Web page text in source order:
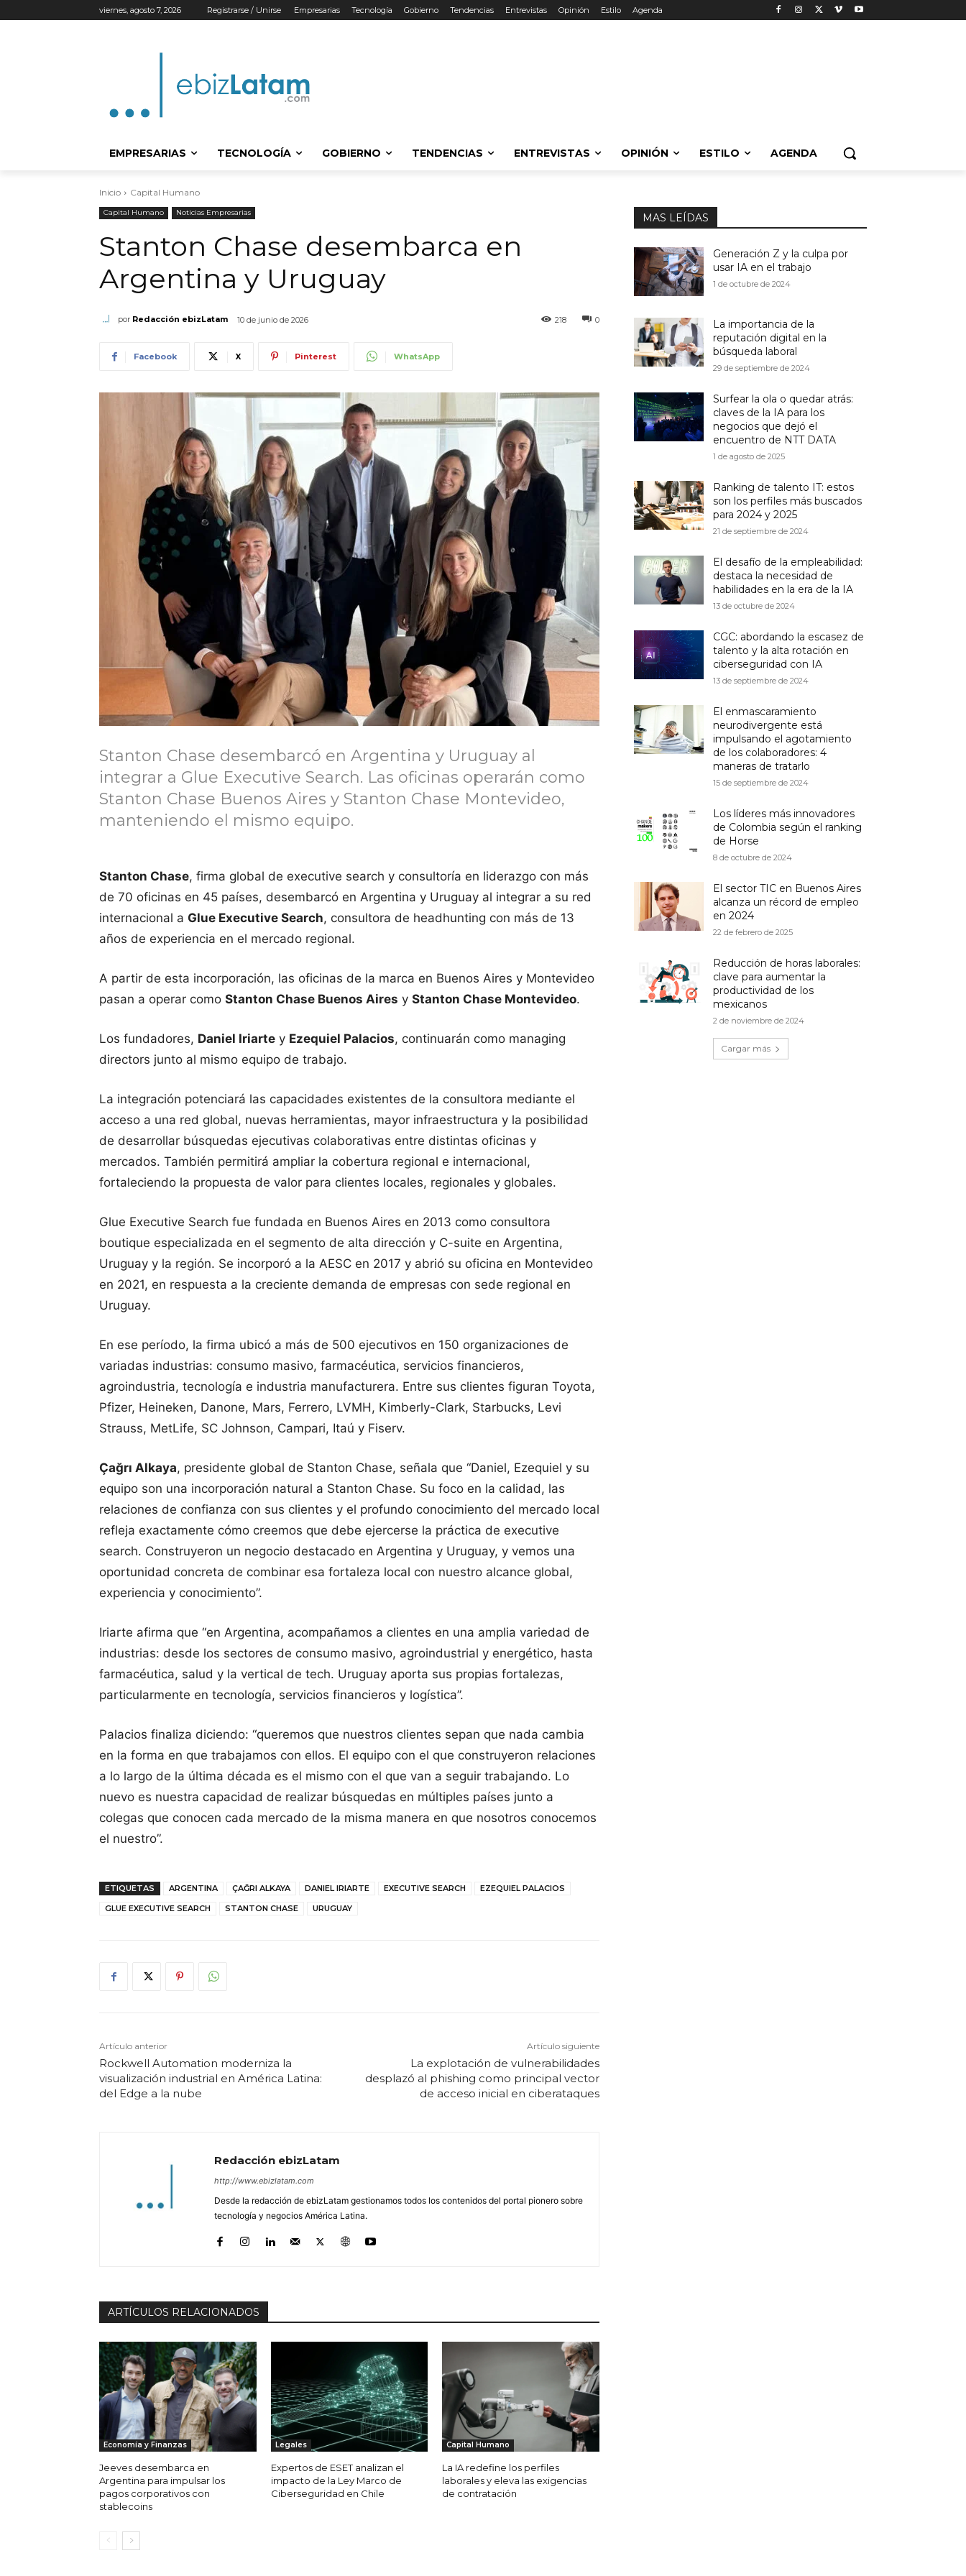
viernes, agosto 7, 2026 Registrarse / Unirse Empresarias Tecnología Gobierno Tendencias Entrevistas Opinión Estilo Agenda
EMPRESARIAS TECNOLOGÍA GOBIERNO TENDENCIAS ENTREVISTAS OPINIÓN ESTILO AGENDA
Inicio Capital Humano
Capital Humano Noticias Empresarias
Stanton Chase desembarca en
Argentina y Uruguay
por Redacción ebizLatam 10 de junio de 2026 0
218
Facebook X Pinterest WhatsApp
Stanton Chase desembarcó en Argentina y Uruguay al
integrar a Glue Executive Search. Las oficinas operarán como
Stanton Chase Buenos Aires y Stanton Chase Montevideo,
manteniendo el mismo equipo.
Stanton Chase, firma global de executive search y consultoría en liderazgo con más
de 70 oficinas en 45 países, desembarcó en Argentina y Uruguay al integrar a su red
internacional a Glue Executive Search, consultora de headhunting con más de 13
años de experiencia en el mercado regional.
A partir de esta incorporación, las oficinas de la marca en Buenos Aires y Montevideo
pasan a operar como Stanton Chase Buenos Aires y Stanton Chase Montevideo.
Los fundadores, Daniel Iriarte y Ezequiel Palacios, continuarán como managing
directors junto al mismo equipo de trabajo.
La integración potenciará las capacidades existentes de la consultora mediante el
acceso a una red global, nuevas herramientas, mayor infraestructura y la posibilidad
de desarrollar búsquedas ejecutivas colaborativas entre distintas oficinas y
mercados. También permitirá ampliar la cobertura regional e internacional,
fortaleciendo la propuesta de valor para clientes locales, regionales y globales.
Glue Executive Search fue fundada en Buenos Aires en 2013 como consultora
boutique especializada en el segmento de alta dirección y C-suite en Argentina,
Uruguay y la región. Se incorporó a la AESC en 2017 y abrió su oficina en Montevideo
en 2021, en respuesta a la creciente demanda de empresas con sede regional en
Uruguay.
En ese período, la firma ubicó a más de 500 ejecutivos en 150 organizaciones de
variadas industrias: consumo masivo, farmacéutica, servicios financieros,
agroindustria, tecnología e industria manufacturera. Entre sus clientes figuran Toyota,
Pfizer, Heineken, Danone, Mars, Ferrero, LVMH, Kimberly-Clark, Starbucks, Levi
Strauss, MetLife, SC Johnson, Campari, Itaú y Fiserv.
Çağrı Alkaya, presidente global de Stanton Chase, señala que “Daniel, Ezequiel y su
equipo son una incorporación natural a Stanton Chase. Su foco en la calidad, las
relaciones de confianza con sus clientes y el profundo conocimiento del mercado local
refleja exactamente cómo creemos que debe ejercerse la práctica de executive
search. Construyeron un negocio destacado en Argentina y Uruguay, y vemos una
oportunidad concreta de combinar esa fortaleza local con nuestro alcance global,
experiencia y conocimiento”.
Iriarte afirma que “en Argentina, acompañamos a clientes en una amplia variedad de
industrias: desde los sectores de consumo masivo, agroindustrial y energético, hasta
farmacéutica, salud y la vertical de tech. Uruguay aporta sus propias fortalezas,
particularmente en tecnología, servicios financieros y logística”.
Palacios finaliza diciendo: “queremos que nuestros clientes sepan que nada cambia
en la forma en que trabajamos con ellos. El equipo con el que construyeron relaciones
a lo largo de la última década es el mismo con el que van a seguir trabajando. Lo
nuevo es nuestra capacidad de realizar búsquedas en múltiples países junto a
colegas que conocen cada mercado de la misma manera en que nosotros conocemos
el nuestro”.
ETIQUETAS ARGENTINA ÇAĞRI ALKAYA DANIEL IRIARTE EXECUTIVE SEARCH
EZEQUIEL PALACIOS
GLUE EXECUTIVE SEARCH
STANTON CHASE URUGUAY
Artículo anterior
Rockwell Automation moderniza la
visualización industrial en América Latina:
del Edge a la nube
Artículo siguiente
La explotación de vulnerabilidades
desplazó al phishing como principal vector
de acceso inicial en ciberataques
Redacción ebizLatam
http://www.ebizlatam.com
Desde la redacción de ebizLatam gestionamos todos los contenidos del portal pionero sobre
tecnología y negocios América Latina.
ARTÍCULOS RELACIONADOS
Economía y Finanzas
Jeeves desembarca en
Argentina para impulsar los
pagos corporativos con
stablecoins
Legales
Expertos de ESET analizan el
impacto de la Ley Marco de
Ciberseguridad en Chile
Capital Humano
La IA redefine los perfiles
laborales y eleva las exigencias
de contratación
MAS LEÍDAS
Generación Z y la culpa por
usar IA en el trabajo
1 de octubre de 2024
La importancia de la
reputación digital en la
búsqueda laboral
29 de septiembre de 2024
Surfear la ola o quedar atrás:
claves de la IA para los
negocios que dejó el
encuentro de NTT DATA
1 de agosto de 2025
Ranking de talento IT: estos
son los perfiles más buscados
para 2024 y 2025
21 de septiembre de 2024
El desafío de la empleabilidad:
destaca la necesidad de
habilidades en la era de la IA
13 de octubre de 2024
CGC: abordando la escasez de
talento y la alta rotación en
ciberseguridad con IA
13 de septiembre de 2024
El enmascaramiento
neurodivergente está
impulsando el agotamiento
de los colaboradores: 4
maneras de tratarlo
15 de septiembre de 2024
Los líderes más innovadores
de Colombia según el ranking
de Horse
8 de octubre de 2024
El sector TIC en Buenos Aires
alcanza un récord de empleo
en 2024
22 de febrero de 2025
Reducción de horas laborales:
clave para aumentar la
productividad de los
mexicanos
2 de noviembre de 2024
Cargar más